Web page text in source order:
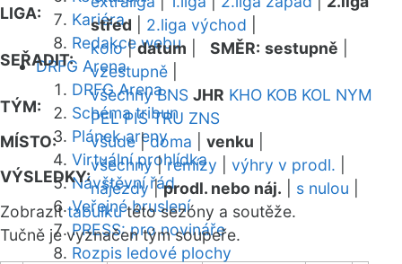
Kariéra
Redakce webu
DRFG Arena
DRFG Arena
Schéma tribun
Plánek areny
Virtuální prohlídka
Návštěvní řád
Veřejné bruslení
PRESS: pro novináře
Rozpis ledové plochy
LIGA:
střed
2.liga východ
SEŘADIT:
kolo|datum SMĚR: sestupně
vzestupně
TÝM:
všechny BNS JHR KHO KOB KOL NYM
PEL PIS TRU ZNS
MÍSTO:
všude|doma venku
VÝSLEDKY:
všechny|remízy výhry v prodl.
nájezdy|prodl. nebo náj. s nulou
Zobrazittabulkutéto sezóny a soutěže.
Tučně je vyznačen tým soupeře.